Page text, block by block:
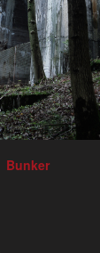
Bunker